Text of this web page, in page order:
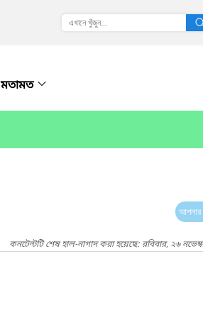
মতামত
আপনার
কনটেন্টটি শেষ হাল-নাগাদ করা হয়েছে: রবিবার, ২৬